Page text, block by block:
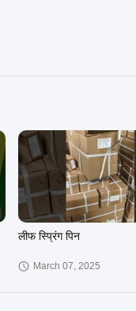
लीफ स्प्रिंग पिन
March 07, 2025